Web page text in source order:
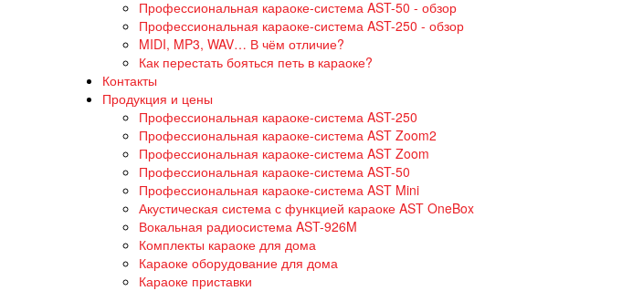
Профессиональная караоке-система AST-50 - обзор
Профессиональная караоке-система AST-250 - обзор
MIDI, MP3, WAV… В чём отличие?
Как перестать бояться петь в караоке?
Контакты
Продукция и цены
Профессиональная караоке-система AST-250
Профессиональная караоке-система AST Zoom2
Профессиональная караоке-система AST Zoom
Профессиональная караоке-система AST-50
Профессиональная караоке-система AST Mini
Акустическая система с функцией караоке AST OneBox
Вокальная радиосистема AST-926M
Комплекты караоке для дома
Караоке оборудование для дома
Караоке приставки